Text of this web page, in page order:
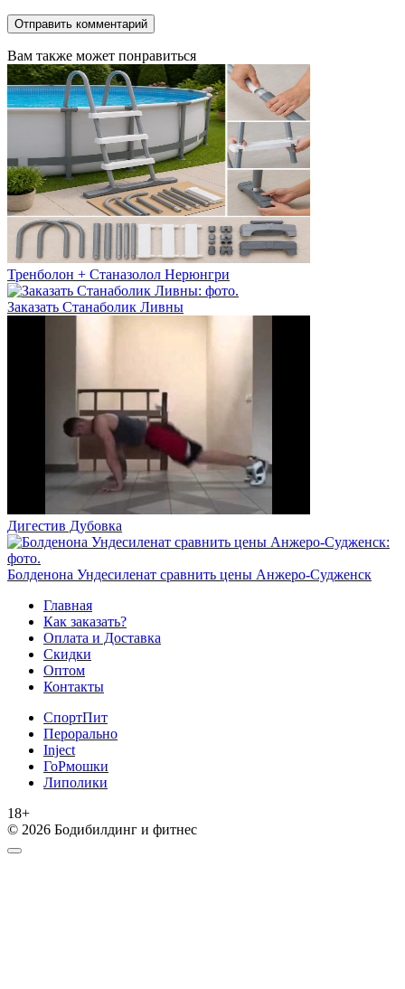
Вам также может понравиться
Тренболон + Станазолол Нерюнгри
Заказать Станаболик Ливны
Дигестив Дубовка
Болденона Ундесиленат сравнить цены Анжеро-Судженск
Главная
Как заказать?
Оплата и Доставка
Скидки
Оптом
Контакты
СпортПит
Перорально
Inject
ГоРмошки
Липолики
18+
© 2026 Бодибилдинг и фитнес